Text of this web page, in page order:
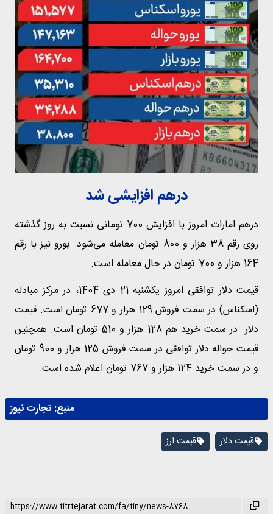
درهم افزایشی شد
درهم امارات امروز با افزایش 700 تومانی نسبت به روز گذشته
روی رقم 38 هزار و 800 تومان معامله می‌شود. یورو نیز با رقم
164 هزار و 700 تومان در حال معامله است.
قیمت دلار توافقی امروز یکشنبه 21 دی 1404، در مرکز مبادله
(اسکناس) در سمت فروش 129 هزار و 677 تومان است. قیمت
دلار در سمت خرید هم 128 هزار و 510 تومان است. همچنین
قیمت حواله دلار توافقی در سمت فروش 125 هزار و 900 تومان
و در سمت خرید 124 هزار و 767 تومان اعلام شده است.
منبع: تجارت نیوز
قیمت دلار قیمت ارز